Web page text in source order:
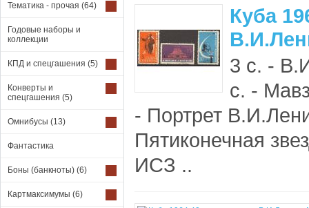
Тематика - прочая (64)
Годовые наборы и
коллекции
КПД и спецгашения (5)
Конверты и
спецгашения (5)
Омнибусы (13)
Фантастика
Боны (банкноты) (6)
Картмаксимумы (6)
Куба
3 с. -
с. -
- Портрет
Пятиконечная
ИСЗ ..